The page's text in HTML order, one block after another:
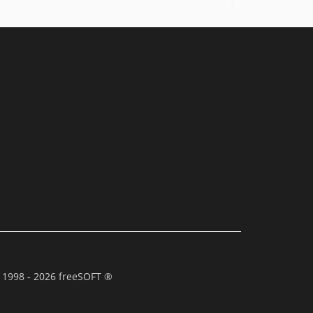
- 2026 freeSOFT ®